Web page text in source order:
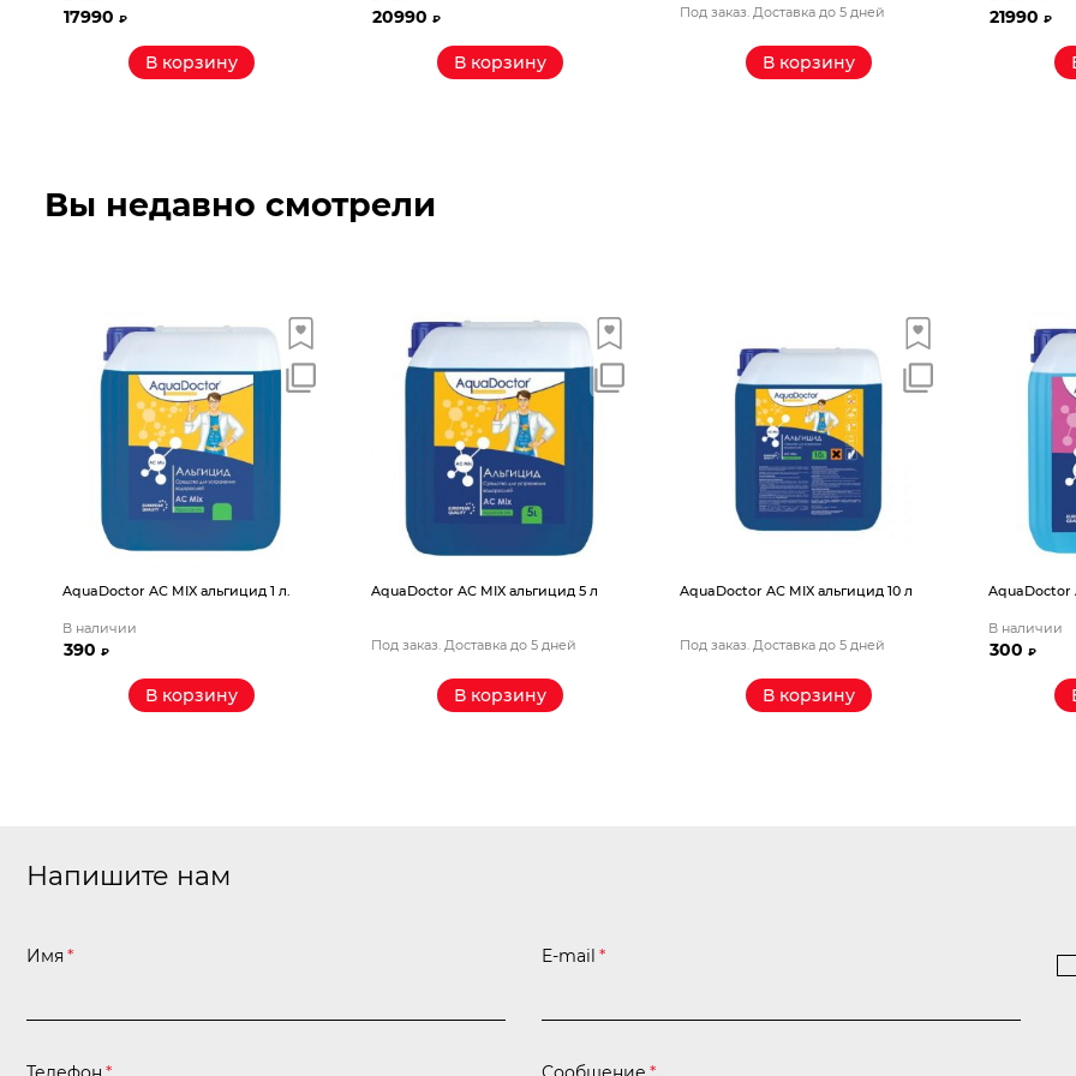
17990₽
В корзину
20990₽
В корзину
Под заказ. Доставка до 5 дней
В корзину
21990₽
Вы недавно смотрели
AquaDoctor AС MIX альгицид 1 л.
В наличии
390₽
В корзину
AquaDoctor AС MIX альгицид 5 л
Под заказ. Доставка до 5 дней
В корзину
AquaDoctor AС MIX альгицид 10 л
Под заказ. Доставка до 5 дней
В корзину
AquaDoctor
В наличии
300₽
Напишите нам
Имя * E-mail *